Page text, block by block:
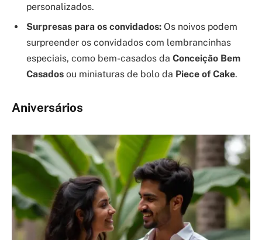
personalizados.
Surpresas para os convidados: Os noivos podem
surpreender os convidados com lembrancinhas
especiais, como bem-casados da Conceição Bem
Casados ou miniaturas de bolo da Piece of Cake.
Aniversários